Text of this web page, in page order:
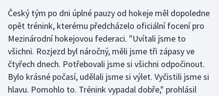
Plážový volejbal
Ragby
Rychlobruslení
Rychlostní kanoistika
Český tým po dni úplné pauzy od hokeje měl dopoledne
opět trénink, kterému předcházelo oficiální focení pro
Mezinárodní hokejovou federaci. "Uvítali jsme to
všichni. Rozjezd byl náročný, měli jsme tři zápasy ve
čtyřech dnech. Potřebovali jsme si všichni odpočinout.
Bylo krásné počasí, udělali jsme si výlet. Vyčistili jsme si
hlavu. Pomohlo to. Trénink vypadal dobře," prohlásil